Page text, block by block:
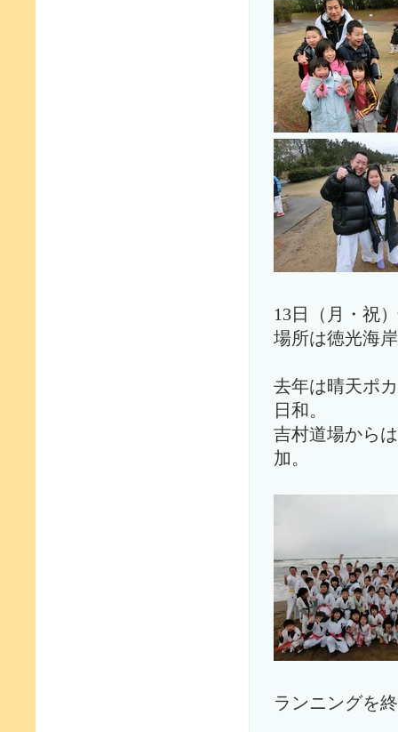
13日（月・祝
場所は徳光海
去年は晴天ポ
日和。
吉村道場から
加。
ランニングを